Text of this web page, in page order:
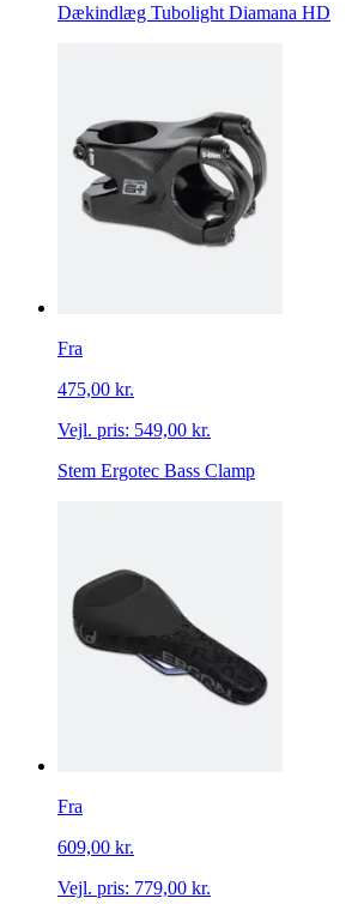
Dækindlæg Tubolight Diamana HD
Fra
475,00 kr.
Vejl. pris: 549,00 kr.
Stem Ergotec Bass Clamp
Fra
609,00 kr.
Vejl. pris: 779,00 kr.